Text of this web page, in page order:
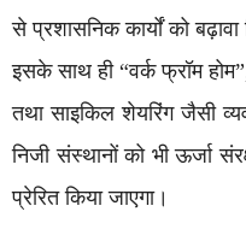
से प्रशासनिक कार्यों को बढ़ावा
इसके साथ ही “वर्क फ्रॉम
तथा साइकिल शेयरिंग जैसी
निजी संस्थानों को भी ऊर्जा
प्रेरित किया जाएगा।